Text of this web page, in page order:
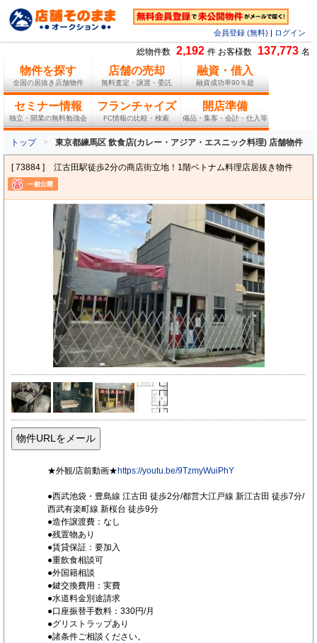
会員登録 (無料) ログイン
総物件数 2,192 件 お客様数 137,773 名
物件を探す
全国の居抜き店舗物件
店舗の売却
無料査定・譲渡・委託
融資・借入
融資成功率90％超
セミナー情報
独立・開業の無料勉強会
フランチャイズ
FC情報の比較・検索
開店準備
備品・集客・会計・仕入等
トップ 東京都練馬区 飲食店(カレー・アジア・エスニック料理) 店舗物件
[ 73884 ] 江古田駅徒歩2分の商店街立地！1階ベトナム料理店居抜き物件
★外観/店前動画★https://youtu.be/9TzmyWuiPhY
●西武池袋・豊島線 江古田 徒歩2分/都営大江戸線 新江古田 徒歩7分/
西武有楽町線 新桜台 徒歩9分
●造作譲渡費：なし
●残置物あり
●賃貸保証：要加入
●重飲食相談可
●外国籍相談
●鍵交換費用：実費
●水道料金別途請求
●口座振替手数料：330円/月
●グリストラップあり
●諸条件ご相談ください。